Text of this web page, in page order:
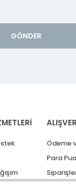
GÖNDER
Ödeme
Para